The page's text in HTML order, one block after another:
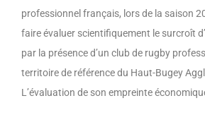
professionnel français, lors de la saison
faire évaluer scientifiquement le surcroît
par la présence d’un club de rugby
territoire de référence du Haut-Bugey
L’évaluation de son empreinte